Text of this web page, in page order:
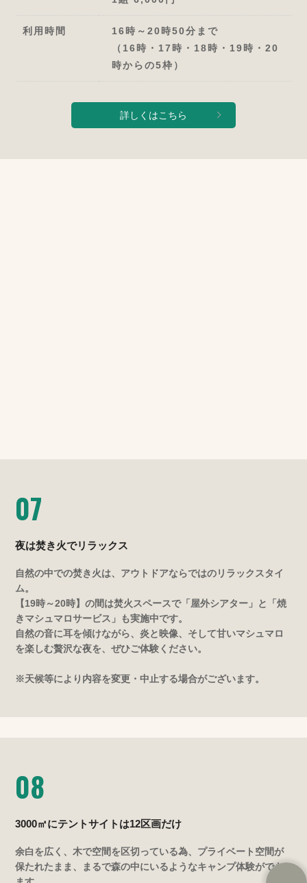
利用時間
16時～20時50分まで
（16時・17時・18時・19時・20
時からの5枠）
詳しくはこちら
07
夜は焚き火でリラックス
自然の中での焚き火は、アウトドアならではのリラックスタイ
ム。
【19時～20時】の間は焚火スペースで「屋外シアター」と「焼
きマシュマロサービス」も実施中です。
自然の音に耳を傾けながら、炎と映像、そして甘いマシュマロ
を楽しむ贅沢な夜を、ぜひご体験ください。
※天候等により内容を変更・中止する場合がございます。
08
3000㎡にテントサイトは12区画だけ
余白を広く、木で空間を区切っている為、プライベート空間が
保たれたまま、まるで森の中にいるようなキャンプ体験ができ